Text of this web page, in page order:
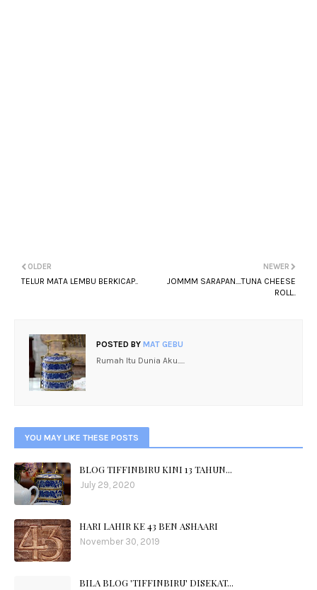
NEWER
JOMMM SARAPAN....TUNA CHEESE
ROLL..
OLDER
TELUR MATA LEMBU BERKICAP..
POSTED BY MAT GEBU
Rumah Itu Dunia Aku.....
YOU MAY LIKE THESE POSTS
BLOG TIFFINBIRU KINI 13 TAHUN...
July 29, 2020
HARI LAHIR KE 43 BEN ASHAARI
November 30, 2019
BILA BLOG 'TIFFINBIRU' DISEKAT...